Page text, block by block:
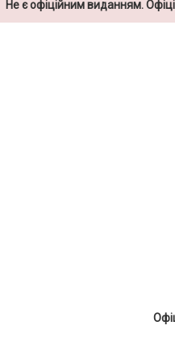
Не є офіційним виданням.